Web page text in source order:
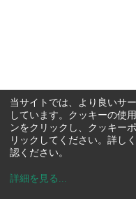
当サイトでは、より良いサ
しています。クッキーの使
ンをクリックし、クッキー
リックしてください。詳し
認ください。
詳細を見る ...